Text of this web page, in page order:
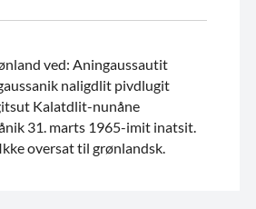
ved: Aningaussautit
naligdlit pivdlugit
Kalatdlit-nunåne
31. marts 1965-imit inatsit.
oversat til grønlandsk.